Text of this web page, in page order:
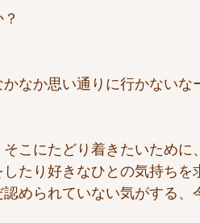
なか思い通りに行かないな
こにたどり着きたいために
たり好きなひとの気持ちを
められていない気がする、